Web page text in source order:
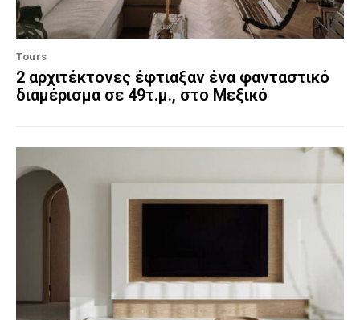
Tours
2 αρχιτέκτονες έφτιαξαν ένα φανταστικό
διαμέρισμα σε 49τ.μ., στο Μεξικό